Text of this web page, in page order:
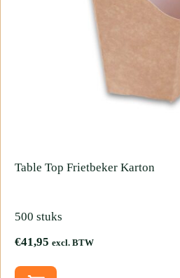
Table Top Frietbeker Karton
500 stuks
€41,95 excl. BTW